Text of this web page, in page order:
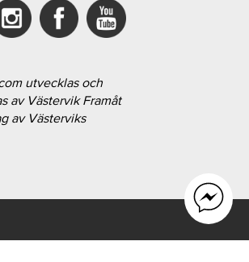
utvecklas och
av Västervik Framåt
av Västerviks